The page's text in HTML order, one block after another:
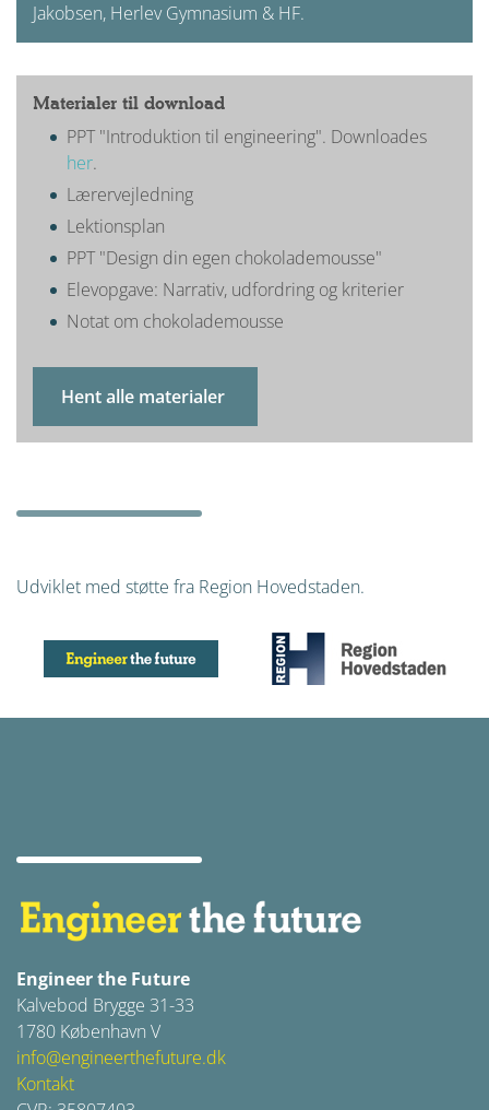
Jakobsen, Herlev Gymnasium & HF.
Materialer til download
PPT "Introduktion til engineering". Downloades
her.
Lærervejledning
Lektionsplan
PPT "Design din egen chokolademousse"
Elevopgave: Narrativ, udfordring og kriterier
Notat om chokolademousse
Hent alle materialer
Udviklet med støtte fra Region Hovedstaden.
Engineer the Future
Kalvebod Brygge 31-33
1780 København V
info@engineerthefuture.dk
Kontakt